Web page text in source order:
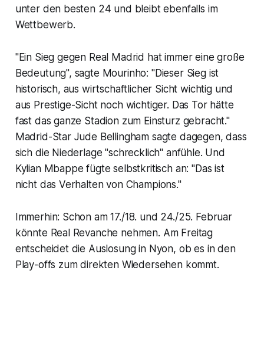
unter den besten 24 und bleibt ebenfalls im
Wettbewerb.
"Ein Sieg gegen Real Madrid hat immer eine große
Bedeutung", sagte Mourinho: "Dieser Sieg ist
historisch, aus wirtschaftlicher Sicht wichtig und
aus Prestige-Sicht noch wichtiger. Das Tor hätte
fast das ganze Stadion zum Einsturz gebracht."
Madrid-Star Jude Bellingham sagte dagegen, dass
sich die Niederlage "schrecklich" anfühle. Und
Kylian Mbappe fügte selbstkritisch an: "Das ist
nicht das Verhalten von Champions."
Immerhin: Schon am 17./18. und 24./25. Februar
könnte Real Revanche nehmen. Am Freitag
entscheidet die Auslosung in Nyon, ob es in den
Play-offs zum direkten Wiedersehen kommt.